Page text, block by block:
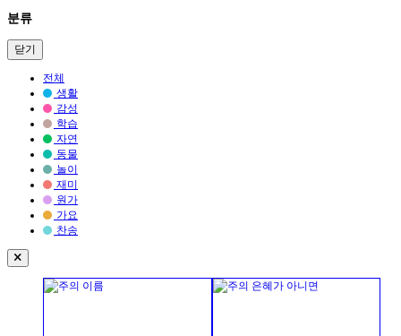
분류
닫기
전체
생활
감성
학습
자연
동물
놀이
재미
원가
가요
찬송